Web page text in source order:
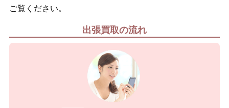
ご覧ください。
出張買取の流れ